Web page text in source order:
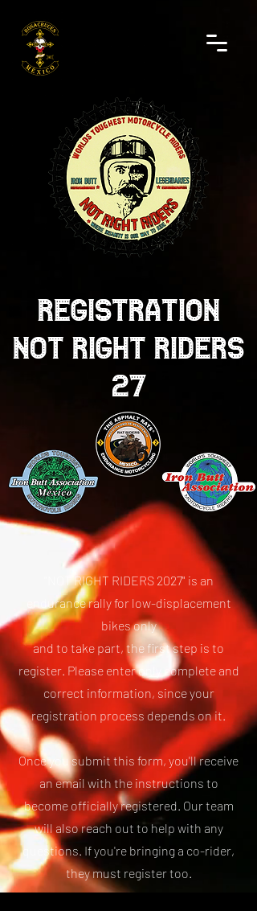
REGISTRATION
NOT RIGHT RIDERS
27
"NOT RIGHT RIDERS 2027" is an
endurance rally for low-displacement
bikes only
and to take part, the first step is to
register. Please enter only complete and
correct information, since your
registration process depends on it.
Once you submit this form, you'll receive
an email with the instructions to
become officially registered. Our team
will also reach out to help with any
questions. If you're bringing a co-rider,
they must register too.